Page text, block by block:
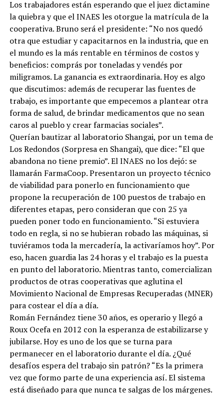
Los trabajadores están esperando que el juez dictamine
la quiebra y que el INAES les otorgue la matrícula de la
cooperativa. Bruno será el presidente: “No nos quedó
otra que estudiar y capacitarnos en la industria, que en
el mundo es la más rentable en términos de costos y
beneficios: comprás por toneladas y vendés por
miligramos. La ganancia es extraordinaria. Hoy es algo
que discutimos: además de recuperar las fuentes de
trabajo, es importante que empecemos a plantear otra
forma de salud, de brindar medicamentos que no sean
caros al pueblo y crear farmacias sociales”.
Querían bautizar al laboratorio Shangai, por un tema de
Los Redondos (Sorpresa en Shangai), que dice: “El que
abandona no tiene premio”. El INAES no los dejó: se
llamarán FarmaCoop. Presentaron un proyecto técnico
de viabilidad para ponerlo en funcionamiento que
propone la recuperación de 100 puestos de trabajo en
diferentes etapas, pero consideran que con 25 ya
pueden poner todo en funcionamiento. “Si estuviera
todo en regla, si no se hubieran robado las máquinas, si
tuviéramos toda la mercadería, la activaríamos hoy”. Por
eso, hacen guardia las 24 horas y el trabajo es la puesta
en punto del laboratorio. Mientras tanto, comercializan
productos de otras cooperativas que aglutina el
Movimiento Nacional de Empresas Recuperadas (MNER)
para costear el día a día.
Román Fernández tiene 30 años, es operario y llegó a
Roux Ocefa en 2012 con la esperanza de estabilizarse y
jubilarse. Hoy es uno de los que se turna para
permanecer en el laboratorio durante el día. ¿Qué
desafíos espera del trabajo sin patrón? “Es la primera
vez que formo parte de una experiencia así. El sistema
está diseñado para que nunca te salgas de los márgenes.